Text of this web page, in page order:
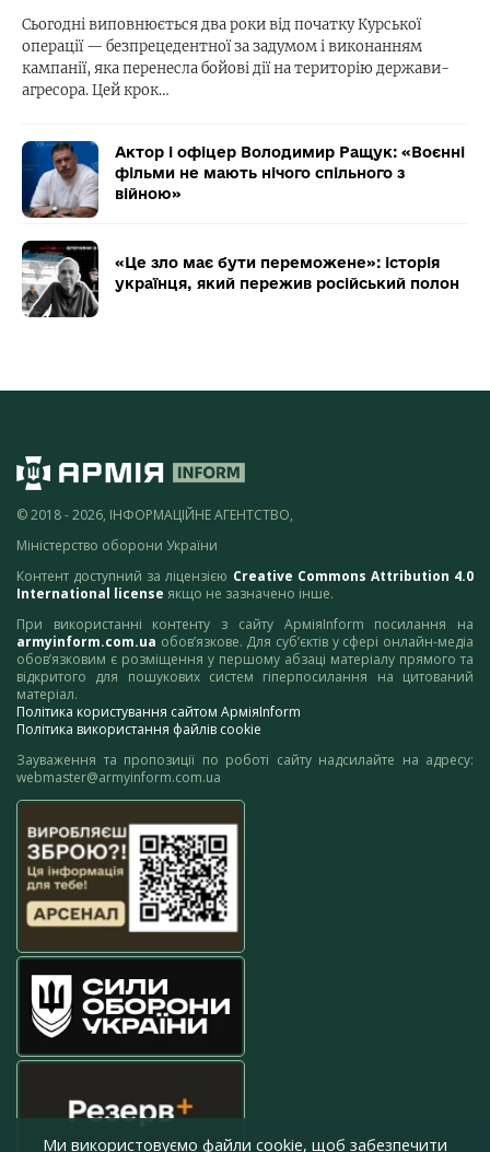
Сьогодні виповнюється два роки від початку Курської
операції — безпрецедентної за задумом і виконанням
кампанії, яка перенесла бойові дії на територію держави-
агресора. Цей крок…
Актор і офіцер Володимир Ращук: «Воєнні
фільми не мають нічого спільного з
війною»
«Це зло має бути переможене»: історія
українця, який пережив російський полон
© 2018 - 2026, ІНФОРМАЦІЙНЕ АГЕНТСТВО,
Міністерство оборони України
Контент доступний за ліцензією Creative Commons Attribution 4.0
International license якщо не зазначено інше.
При використанні контенту з сайту АрміяInform посилання на
armyinform.com.ua обов’язкове. Для суб’єктів у сфері онлайн-медіа
обов’язковим є розміщення у першому абзаці матеріалу прямого та
відкритого для пошукових систем гіперпосилання на цитований
матеріал.
Політика користування сайтом АрміяInform
Політика використання файлів cookie
Зауваження та пропозиції по роботі сайту надсилайте на адресу:
webmaster@armyinform.com.ua
Ми використовуємо файли cookie, щоб забезпечити